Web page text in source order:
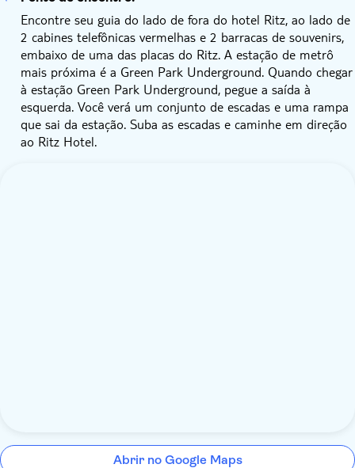
Encontre seu guia do lado de fora do hotel Ritz, ao lado de
2 cabines telefônicas vermelhas e 2 barracas de souvenirs,
embaixo de uma das placas do Ritz. A estação de metrô
mais próxima é a Green Park Underground. Quando chegar
à estação Green Park Underground, pegue a saída à
esquerda. Você verá um conjunto de escadas e uma rampa
que sai da estação. Suba as escadas e caminhe em direção
ao Ritz Hotel.
Abrir no Google Maps